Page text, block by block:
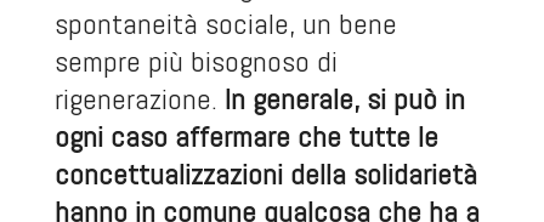
spontaneità sociale, un bene
sempre più bisognoso di
rigenerazione. In generale, si può in
ogni caso affermare che tutte le
concettualizzazioni della solidarietà
hanno in comune qualcosa che ha a